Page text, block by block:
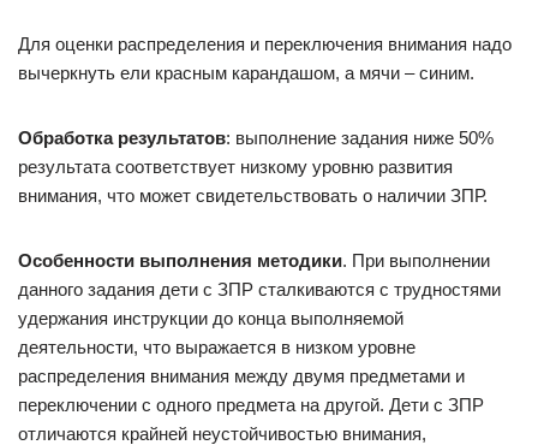
Для оценки распределения и переключения внимания надо
вычеркнуть ели красным карандашом, а мячи – синим.
Обработка результатов: выполнение задания ниже 50%
результата соответствует низкому уровню развития
внимания, что может свидетельствовать о наличии ЗПР.
Особенности выполнения методики. При выполнении
данного задания дети с ЗПР сталкиваются с трудностями
удержания инструкции до конца выполняемой
деятельности, что выражается в низком уровне
распределения внимания между двумя предметами и
переключении с одного предмета на другой. Дети с ЗПР
отличаются крайней неустойчивостью внимания,